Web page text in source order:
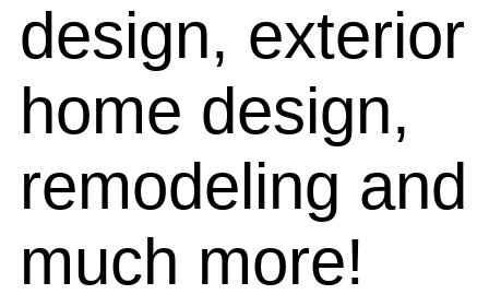
design, exterior
home design,
remodeling and
much more!